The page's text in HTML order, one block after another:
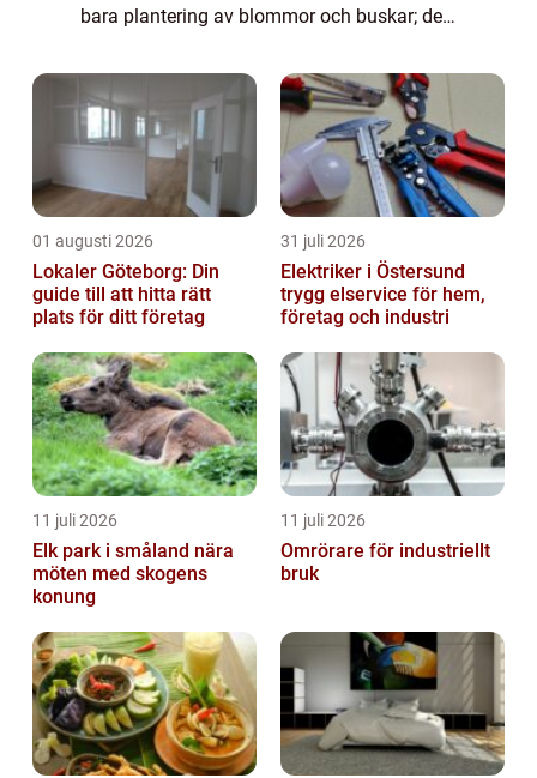
bara plantering av blommor och buskar; det
01 augusti 2026
Lokaler Göteborg: Din
guide till att hitta rätt
plats för ditt företag
31 juli 2026
Elektriker i Östersund
trygg elservice för hem,
företag och industri
11 juli 2026
Elk park i småland nära
möten med skogens
konung
11 juli 2026
Omrörare för industriellt
bruk